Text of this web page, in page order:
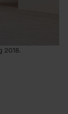
2018.